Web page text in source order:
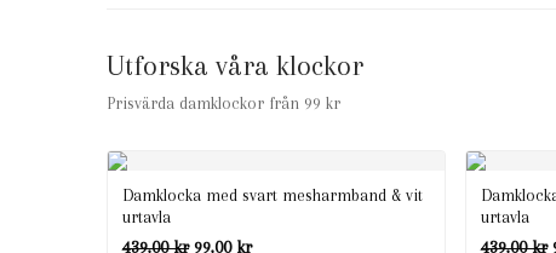
Utforska våra klockor
Prisvärda damklockor från 99 kr
Damklocka med svart mesharmband & vit
urtavla
439,00kr Det
99,00 krDet
urtavla
439,00kr